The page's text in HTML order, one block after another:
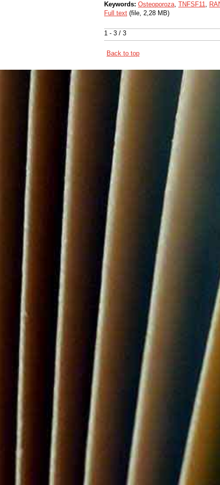
1 - 3 / 3
Keywords: Osteoporoza, TNFSF11,
Full text (file, 2,28 MB)
Back to top